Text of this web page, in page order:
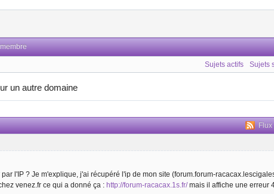
Sujets actifs Sujets
un autre domaine
Flux
l'IP ? Je m'explique, j'ai récupéré l'ip de mon site (forum.forum-
venez.fr ce qui a donné ça : http://forum-racacax.1s.fr/mais il affiche une erreur